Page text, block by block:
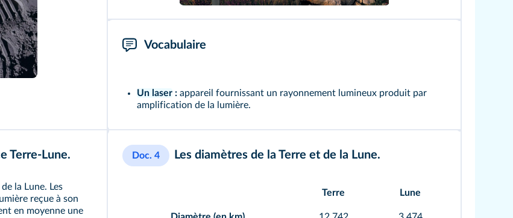
Vocabulaire
Un laser : appareil fournissant un rayonnement lumineux produit par
amplification de la lumière.
Terre-Lune.
la Lune. Les
reçue à son
en moyenne une
Doc. 4 Les diamètres de la Terre et de la Lune.
Terre Lune